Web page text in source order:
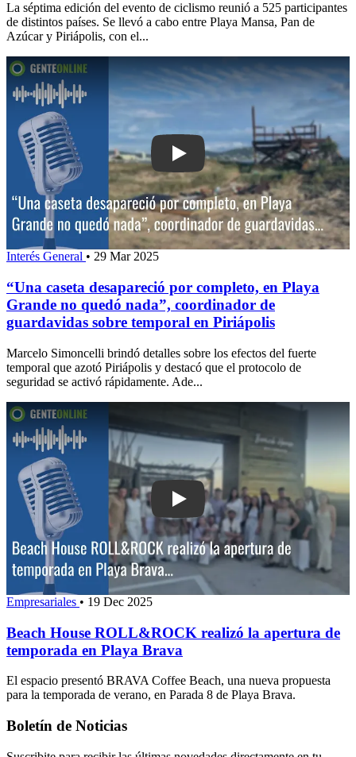
La séptima edición del evento de ciclismo reunió a 525 participantes
de distintos países. Se llevó a cabo entre Playa Mansa, Pan de
Azúcar y Piriápolis, con el...
Play: “Una caseta desapareció por
Interés General • 29 Mar 2025
“Una caseta desapareció por completo, en Playa
Grande no quedó nada”, coordinador de
guardavidas sobre temporal en Piriápolis
Marcelo Simoncelli brindó detalles sobre los efectos del fuerte
temporal que azotó Piriápolis y destacó que el protocolo de
seguridad se activó rápidamente. Ade...
Play: Beach House ROLL&ROCK
Empresariales • 19 Dec 2025
Beach House ROLL&ROCK realizó la apertura de
temporada en Playa Brava
El espacio presentó BRAVA Coffee Beach, una nueva propuesta
para la temporada de verano, en Parada 8 de Playa Brava.
Boletín de Noticias